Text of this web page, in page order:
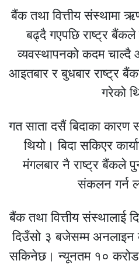
बैंक तथा वित्तीय संस्थामा
बढ्दै गएपछि राष्ट्र बैंकले
व्यवस्थापनको कदम
आइतबार र बुधबार राष्ट्र
गरेको
गत साता दसैं बिदाका कारण
थियो। बिदा सकिएर
मंगलबार नै राष्ट्र बैंकले
संकलन गर्न
बैंक तथा वित्तीय
दिउँसो ३ बजेसम्म अनलाइन
सकिनेछ। न्यूनतम १० करोड